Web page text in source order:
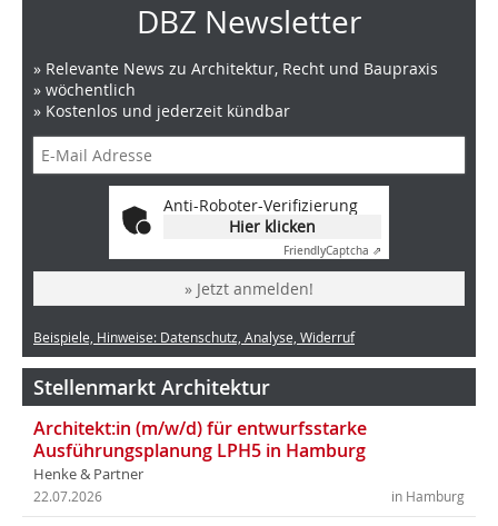
DBZ Newsletter
» Relevante News zu Architektur, Recht und Baupraxis
» wöchentlich
» Kostenlos und jederzeit kündbar
Anti-Roboter-Verifizierung
Hier klicken
FriendlyCaptcha ⇗
» Jetzt anmelden!
Beispiele, Hinweise: Datenschutz, Analyse, Widerruf
Stellenmarkt Architektur
Architekt:in (m/w/d) für entwurfsstarke
Ausführungsplanung LPH5 in Hamburg
Henke & Partner
in Hamburg
22.07.2026